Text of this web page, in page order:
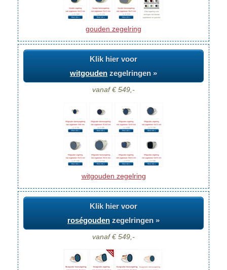
gouden zegelring
Klik hier voor
witgouden zegelringen »
vanaf € 549,-
witgouden zegelring
Klik hier voor
roségouden zegelringen »
vanaf € 549,-